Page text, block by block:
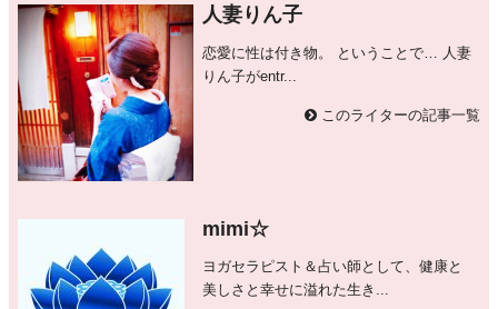
人妻りん子
恋愛に性は付き物。 ということで… 人妻
りん子がentr...
このライターの記事一覧
mimi☆
ヨガセラピスト＆占い師として、健康と
美しさと幸せに溢れた生き...